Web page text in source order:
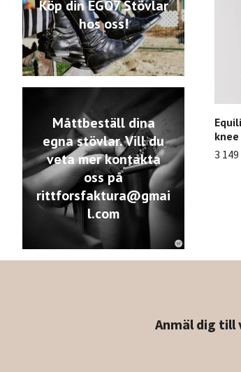
Köp din EGO7 Stövlar
hos oss!
Måttbeställ dina
egna stövlar. Vill du
veta mer kontakta
oss på
rittforsfaktura@gmai
l.com
3
Anmäl dig till